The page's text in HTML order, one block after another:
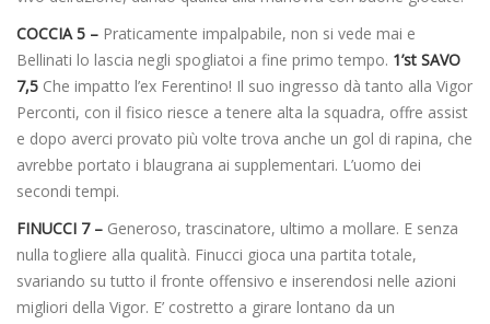
COCCIA 5 – Praticamente impalpabile, non si vede mai e
Bellinati lo lascia negli spogliatoi a fine primo tempo. 1’st SAVO
7,5 Che impatto l’ex Ferentino! Il suo ingresso dà tanto alla Vigor
Perconti, con il fisico riesce a tenere alta la squadra, offre assist
e dopo averci provato più volte trova anche un gol di rapina, che
avrebbe portato i blaugrana ai supplementari. L’uomo dei
secondi tempi.
FINUCCI 7 – Generoso, trascinatore, ultimo a mollare. E senza
nulla togliere alla qualità. Finucci gioca una partita totale,
svariando su tutto il fronte offensivo e inserendosi nelle azioni
migliori della Vigor. E’ costretto a girare lontano da un